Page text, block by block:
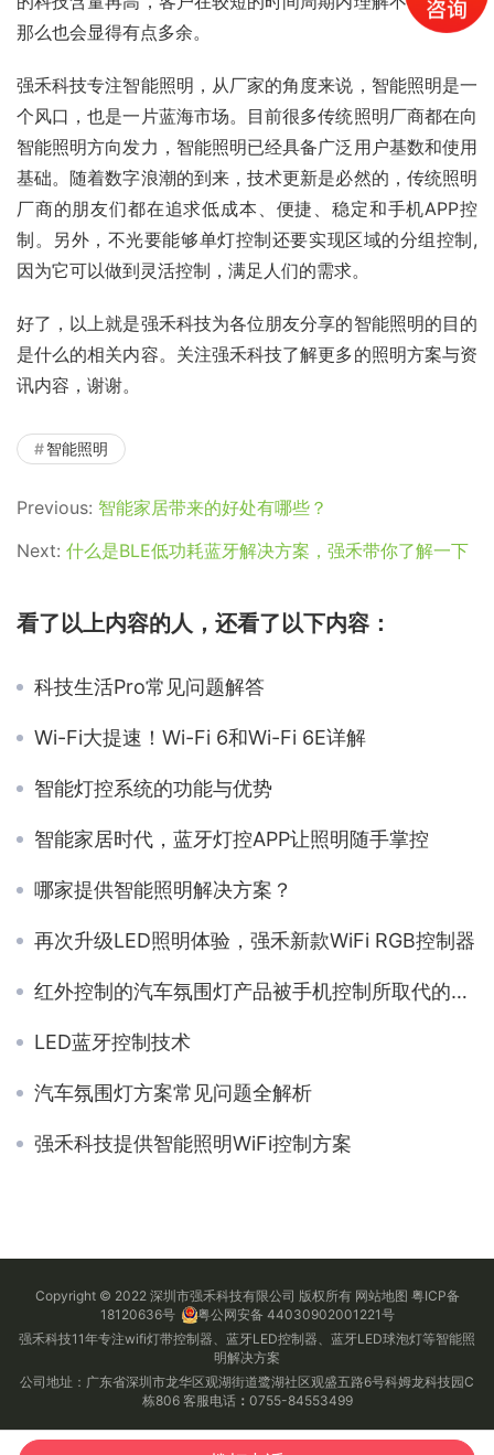
那么也会显得有点多余。
强禾科技专注智能照明，从厂家的角度来说，智能照明是一
个风口，也是一片蓝海市场。目前很多传统照明厂商都在向
智能照明方向发力，智能照明已经具备广泛用户基数和使用
基础。随着数字浪潮的到来，技术更新是必然的，传统照明
厂商的朋友们都在追求低成本、便捷、稳定和手机APP控
制。另外，不光要能够单灯控制还要实现区域的分组控制,
因为它可以做到灵活控制，满足人们的需求。
好了，以上就是强禾科技为各位朋友分享的智能照明的目的
是什么的相关内容。关注强禾科技了解更多的照明方案与资
讯内容，谢谢。
智能照明
Previous: 智能家居带来的好处有哪些？
Next: 什么是BLE低功耗蓝牙解决方案，强禾带你了解一下
看了以上内容的人，还看了以下内容：
科技生活Pro常见问题解答
Wi-Fi大提速！Wi-Fi 6和Wi-Fi 6E详解
智能灯控系统的功能与优势
智能家居时代，蓝牙灯控APP让照明随手掌控
哪家提供智能照明解决方案？
再次升级LED照明体验，强禾新款WiFi RGB控制器
红外控制的汽车氛围灯产品被手机控制所取代的原因
LED蓝牙控制技术
汽车氛围灯方案常见问题全解析
强禾科技提供智能照明WiFi控制方案
Copyright © 2022 深圳市强禾科技有限公司 版权所有 网站地图 粤ICP备
18120636号
粤公网安备 44030902001221号
强禾科技11年专注wifi灯带控制器、蓝牙LED控制器、蓝牙LED球泡灯等智能照
明解决方案
公司地址：广东省深圳市龙华区观湖街道鹭湖社区观盛五路6号科姆龙科技园C
栋806 客服电话： 0755-84553499